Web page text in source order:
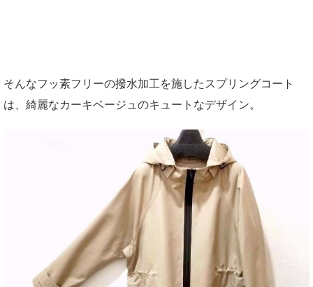
そんなフッ素フリーの撥水加工を施したスプリングコート
は、綺麗なカーキベージュのキュートなデザイン。